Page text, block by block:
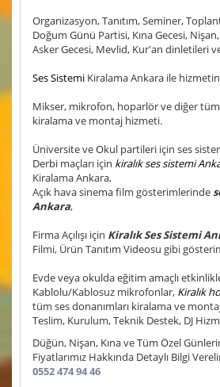
Organizasyon, Tanıtım, Seminer,
Doğum Günü Partisi, Kına Gecesi, Nişan,
Asker Gecesi, Mevlid, Kur'an dinletileri
Ses Sistemi Kiralama Ankara ile
Mikser, mikrofon, hoparlör ve diğer tüm
kiralama ve montaj hizmeti.
Üniversite ve Okul partileri için ses
Derbi maçları için kiralık ses sistemi
Kiralama Ankara,
Açık hava sinema film gösterimlerinde
Ankara,
Firma Açılışı için Kiralık Ses Sistemi
Filmi, Ürün Tanıtım Videosu gibi
Evde veya okulda eğitim amaçlı
Kablolu/Kablosuz mikrofonlar, Kiralık
tüm ses donanımları kiralama ve
Teslim, Kurulum, Teknik Destek, DJ
Düğün, Nişan, Kına ve Tüm Özel
Fiyatlarımız Hakkında Detaylı Bilgi
0552 474 94 46